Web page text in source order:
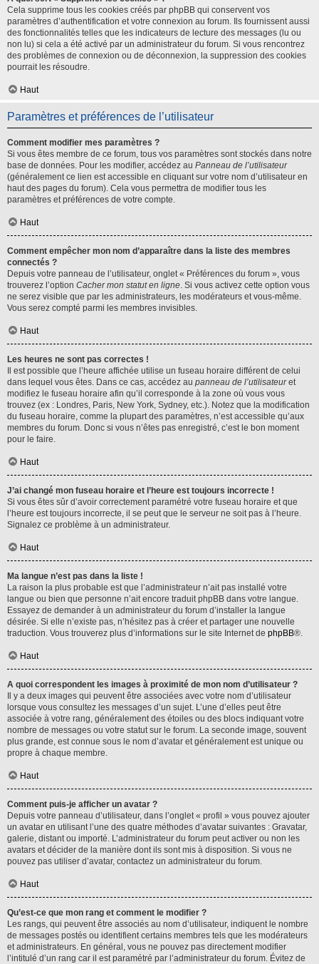
Cela supprime tous les cookies créés par phpBB qui conservent vos
paramètres d’authentification et votre connexion au forum. Ils fournissent aussi
des fonctionnalités telles que les indicateurs de lecture des messages (lu ou
non lu) si cela a été activé par un administrateur du forum. Si vous rencontrez
des problèmes de connexion ou de déconnexion, la suppression des cookies
pourrait les résoudre.
Haut
Paramètres et préférences de l’utilisateur
Comment modifier mes paramètres ?
Si vous êtes membre de ce forum, tous vos paramètres sont stockés dans notre
base de données. Pour les modifier, accédez au Panneau de l’utilisateur
(généralement ce lien est accessible en cliquant sur votre nom d’utilisateur en
haut des pages du forum). Cela vous permettra de modifier tous les
paramètres et préférences de votre compte.
Haut
Comment empêcher mon nom d’apparaître dans la liste des membres
connectés ?
Depuis votre panneau de l’utilisateur, onglet « Préférences du forum », vous
trouverez l’option Cacher mon statut en ligne. Si vous activez cette option vous
ne serez visible que par les administrateurs, les modérateurs et vous-même.
Vous serez compté parmi les membres invisibles.
Haut
Les heures ne sont pas correctes !
Il est possible que l’heure affichée utilise un fuseau horaire différent de celui
dans lequel vous êtes. Dans ce cas, accédez au panneau de l’utilisateuret
modifiez le fuseau horaire afin qu’il corresponde à la zone où vous vous
trouvez (ex : Londres, Paris, New York, Sydney, etc.). Notez que la modification
du fuseau horaire, comme la plupart des paramètres, n’est accessible qu’aux
membres du forum. Donc si vous n’êtes pas enregistré, c’est le bon moment
pour le faire.
Haut
J’ai changé mon fuseau horaire et l’heure est toujours incorrecte !
Si vous êtes sûr d’avoir correctement paramétré votre fuseau horaire et que
l’heure est toujours incorrecte, il se peut que le serveur ne soit pas à l’heure.
Signalez ce problème à un administrateur.
Haut
Ma langue n’est pas dans la liste !
La raison la plus probable est que l’administrateur n’ait pas installé votre
langue ou bien que personne n’ait encore traduit phpBB dans votre langue.
Essayez de demander à un administrateur du forum d’installer la langue
désirée. Si elle n’existe pas, n’hésitez pas à créer et partager une nouvelle
traduction. Vous trouverez plus d’informations sur le site Internet de phpBB®.
Haut
A quoi correspondent les images à proximité de mon nom d’utilisateur ?
Il y a deux images qui peuvent être associées avec votre nom d’utilisateur
lorsque vous consultez les messages d’un sujet. L’une d’elles peut être
associée à votre rang, généralement des étoiles ou des blocs indiquant votre
nombre de messages ou votre statut sur le forum. La seconde image, souvent
plus grande, est connue sous le nom d’avatar et généralement est unique ou
propre à chaque membre.
Haut
Comment puis-je afficher un avatar ?
Depuis votre panneau d’utilisateur, dans l’onglet « profil » vous pouvez ajouter
un avatar en utilisant l’une des quatre méthodes d’avatar suivantes : Gravatar,
galerie, distant ou importé. L’administrateur du forum peut activer ou non les
avatars et décider de la manière dont ils sont mis à disposition. Si vous ne
pouvez pas utiliser d’avatar, contactez un administrateur du forum.
Haut
Qu’est-ce que mon rang et comment le modifier ?
Les rangs, qui peuvent être associés au nom d’utilisateur, indiquent le nombre
de messages postés ou identifient certains membres tels que les modérateurs
et administrateurs. En général, vous ne pouvez pas directement modifier
l’intitulé d’un rang car il est paramétré par l’administrateur du forum. Évitez de